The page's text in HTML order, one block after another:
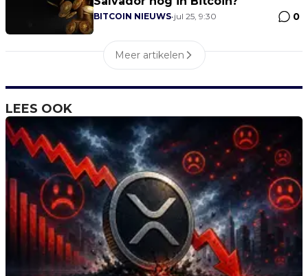
BITCOIN NIEUWS•jul 25, 9:30 0
Meer artikelen
LEES OOK